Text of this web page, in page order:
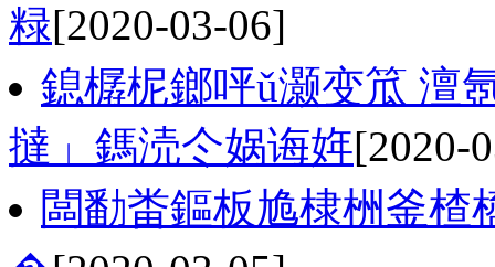
粶[2020-03-06]
鎴樼柅鎯呯ǔ灏变笟 澶
撻」鎷涜仒娲诲姩[2020-
闆勫畨鏂板尯棣栦釜楂